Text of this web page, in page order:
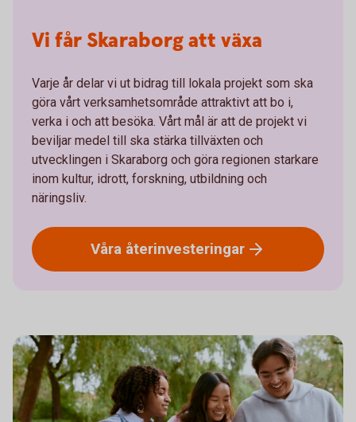
Vi får Skaraborg att växa
Varje år delar vi ut bidrag till lokala projekt som ska
göra vårt verksamhetsområde attraktivt att bo i,
verka i och att besöka. Vårt mål är att de projekt vi
beviljar medel till ska stärka tillväxten och
utvecklingen i Skaraborg och göra regionen starkare
inom kultur, idrott, forskning, utbildning och
näringsliv.
Våra återinvesteringar